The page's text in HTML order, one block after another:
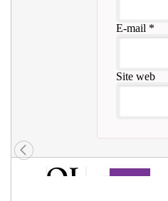
E-mail *
Site web